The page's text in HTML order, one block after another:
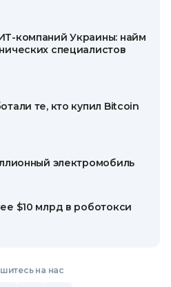
компаний Украины: найм
специалистов
те, кто купил Bitcoin
электромобиль
$10 млрд в роботокси
на нас